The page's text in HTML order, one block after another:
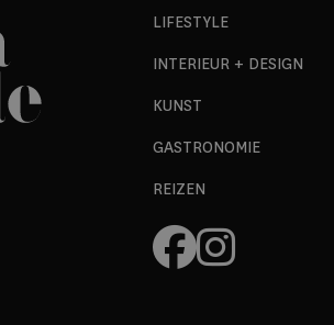
LIFESTYLE
INTERIEUR + DESIGN
KUNST
GASTRONOMIE
REIZEN